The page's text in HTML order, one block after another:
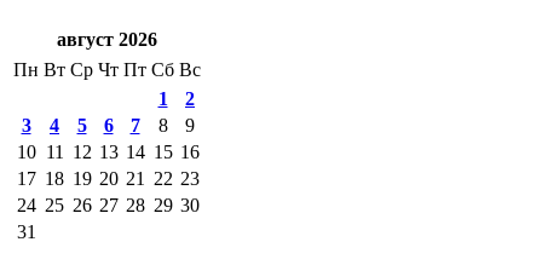
август 2026
Пн Вт Ср Чт Пт Сб Вс
1
2
3
4 5 6 7 8
9
10 11 12 13 14 15 16
17 18 19 20 21 22 23
24 25 26 27 28 29 30
31